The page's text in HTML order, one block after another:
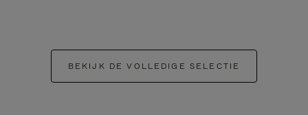
BEKIJK DE VOLLEDIGE SELECTIE